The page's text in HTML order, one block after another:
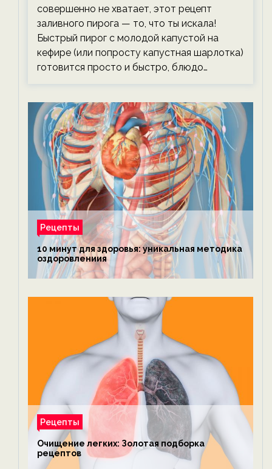
совершенно не хватает, этот рецепт
заливного пирога — то, что ты искала!
Быстрый пирог с молодой капустой на
кефире (или попросту капустная шарлотка)
готовится просто и быстро, блюдо…
Рецепты
10 минут для здоровья: уникальная методика
оздоровлениия
Рецепты
Очищение легких: Золотая подборка
рецептов